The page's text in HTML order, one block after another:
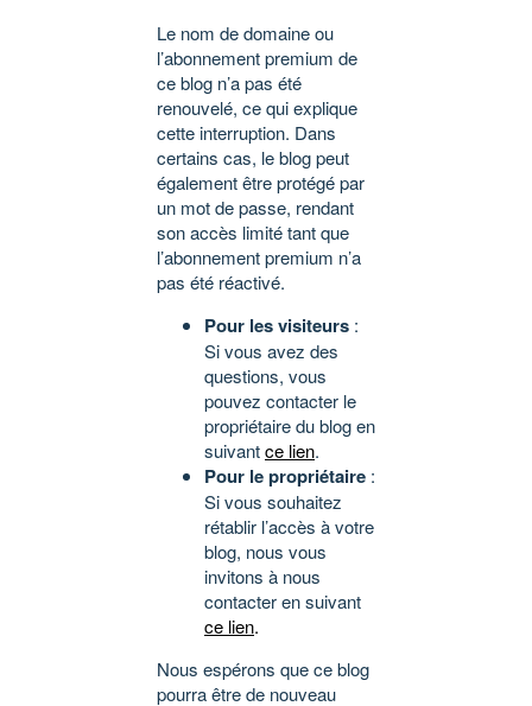
Le nom de domaine ou
l’abonnement premium de
ce blog n’a pas été
renouvelé, ce qui explique
cette interruption. Dans
certains cas, le blog peut
également être protégé par
un mot de passe, rendant
son accès limité tant que
l’abonnement premium n’a
pas été réactivé.
Pour les visiteurs :
Si vous avez des
questions, vous
pouvez contacter le
propriétaire du blog en
suivantce lien.
Pour le propriétaire :
Si vous souhaitez
rétablir l’accès à votre
blog, nous vous
invitons à nous
contacter en suivant
ce lien.
Nous espérons que ce blog
pourra être de nouveau